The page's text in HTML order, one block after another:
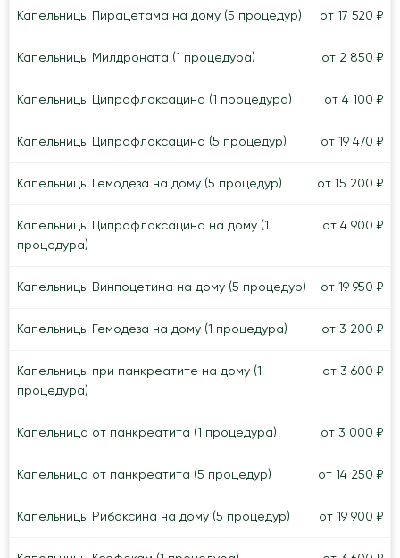
Капельницы Пирацетама на дому (5 процедур) от 17 520 ₽
Капельницы Милдроната (1 процедура) от 2 850 ₽
Капельницы Ципрофлоксацина (1 процедура) от 4 100 ₽
Капельницы Ципрофлоксацина (5 процедур) от 19 470 ₽
Капельницы Гемодеза на дому (5 процедур) от 15 200 ₽
Капельницы Ципрофлоксацина на дому (1
процедура)
от 4 900 ₽
Капельницы Винпоцетина на дому (5 процедур) от 19 950 ₽
Капельницы Гемодеза на дому (1 процедура) от 3 200 ₽
Капельницы при панкреатите на дому (1
процедура)
от 3 600 ₽
Капельница от панкреатита (1 процедура) от 3 000 ₽
Капельница от панкреатита (5 процедур) от 14 250 ₽
Капельницы Рибоксина на дому (5 процедур) от 19 900 ₽